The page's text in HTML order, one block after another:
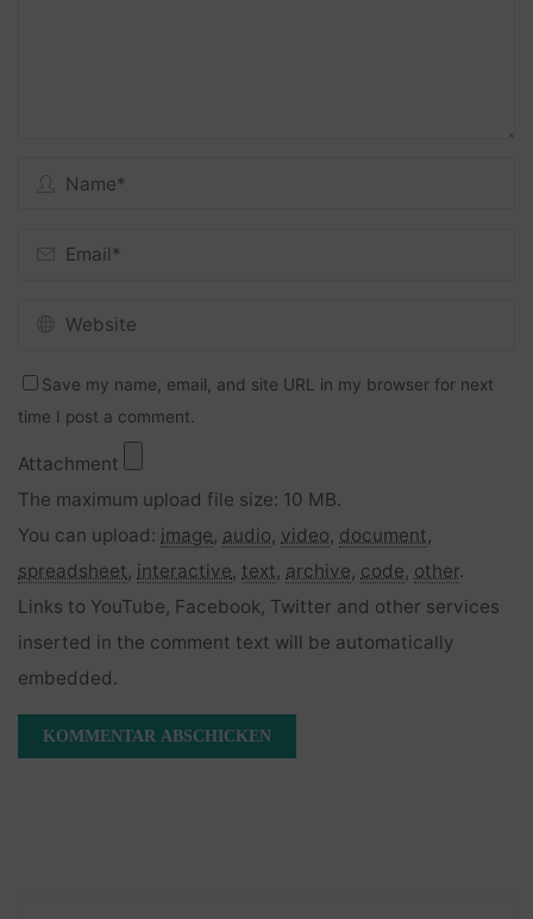
Save my name, email, and site URL in my browser for next
time I post a comment.
Attachment
The maximum upload file size: 10 MB.
You can upload: image, audio, video, document,
spreadsheet, interactive, text, archive, code, other.
Links to YouTube, Facebook, Twitter and other services
inserted in the comment text will be automatically
embedded.